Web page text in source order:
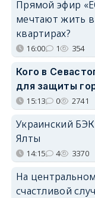
Прямой эфир
мечтают жить
квартирах?
16:00 1 354
Кого в
для защиты
15:13 0 2741
Украинский
Ялты
14:15 4 3370
На
счастливой